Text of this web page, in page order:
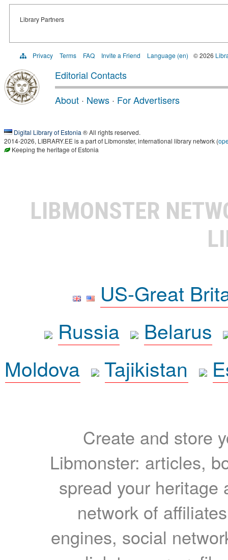
Library Partners
Privacy Terms FAQ Invite a Friend Language (en) © 2026
Editorial Contacts
About · News · For Advertisers
Digital Library of Estonia ® All rights reserved.
2014-2026, LIBRARY.EE is a part of Libmonster, international library network (
Keeping the heritage of Estonia
LIBMONSTER
US-Great
Russia
Belarus
Moldova
Tajikistan
Create and store
Libmonster: articles,
spread your heritage
network of
engines, social